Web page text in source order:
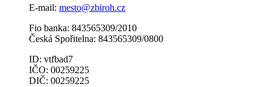
E-mail: mesto@zbiroh.cz
Fio banka: 843565309/2010
Česká Spořitelna: 843565309/0800
ID: vtfbad7
IČO: 00259225
DIČ: 00259225